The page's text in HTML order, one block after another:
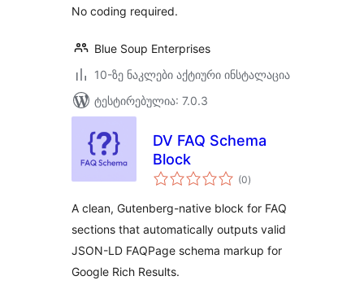
No coding required.
Blue Soup Enterprises
10-ზე ნაკლები აქტიური ინსტალაცია
ტესტირებულია: 7.0.3
DV FAQ Schema
Block
(0საერთო
რეიტინგი
)
A clean, Gutenberg-native block for FAQ
sections that automatically outputs valid
JSON-LD FAQPage schema markup for
Google Rich Results.